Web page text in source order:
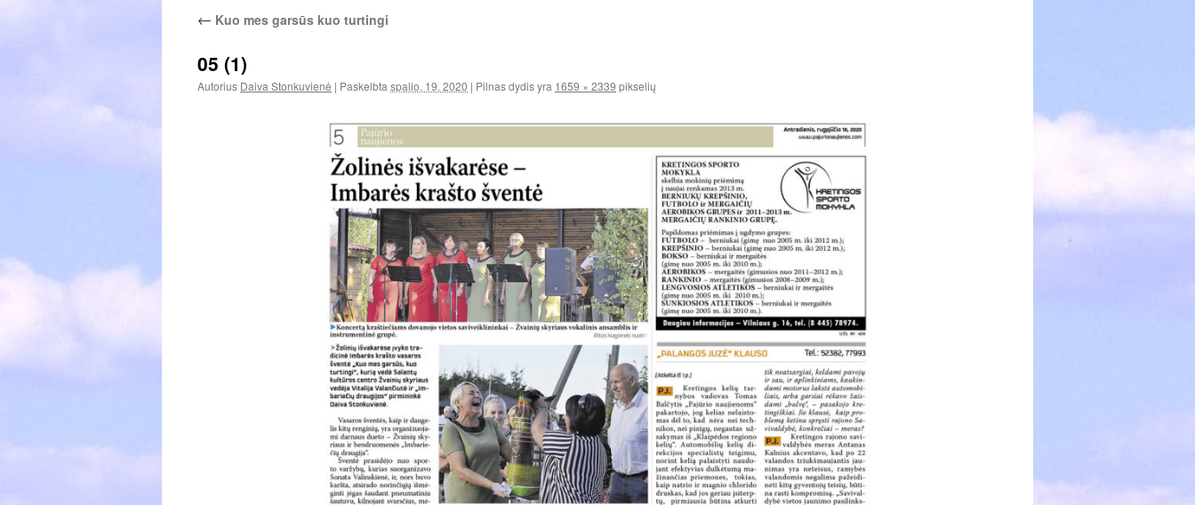
← Kuo mes garsūs kuo turtingi
05 (1)
Autorius Daiva Stonkuvienė | Paskelbta spalio. 19. 2020 | Pilnas dydis yra 1659 × 2339 pikselių